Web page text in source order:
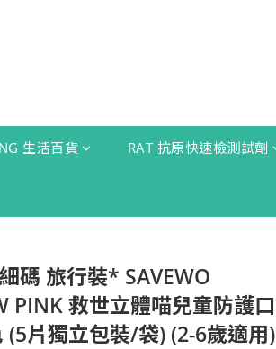
生活百貨 RAT 抗原快速檢測試劑
碼 旅行裝* SAVEWO
PINK 救世立體喵兒童防護口
(5片獨立包裝/袋) (2-6歲適用)